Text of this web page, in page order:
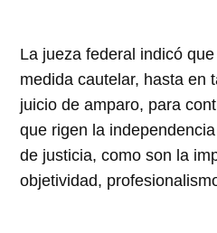
La jueza federal indicó
medida cautelar, hasta en
juicio de amparo, para
que rigen la
de justicia, como son la
objetividad,